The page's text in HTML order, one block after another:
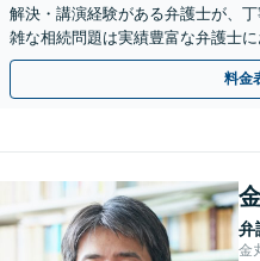
解決・講演経験がある弁護士が、
雑な相続問題は実績豊富な弁護士
心・スピード解決！【府中駅3分】
料金
弁
金